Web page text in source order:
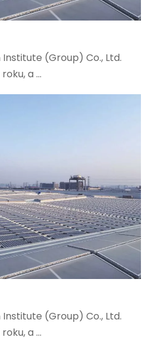
Institute (Group) Co., Ltd.
a ...
Institute (Group) Co., Ltd.
a ...